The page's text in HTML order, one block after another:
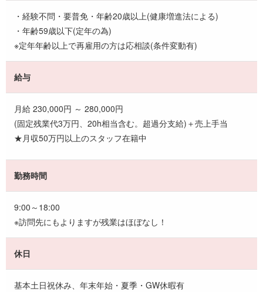
・経験不問・要普免・年齢20歳以上(健康増進法による)
・年齢59歳以下(定年の為)
※定年年齢以上で再雇用の方は応相談(条件変動有)
給与
月給 230,000円 ～ 280,000円
(固定残業代3万円、20h相当含む。超過分支給)＋売上手当
★月収50万円以上のスタッフ在籍中
勤務時間
9:00～18:00
※訪問先にもよりますが残業はほぼなし！
休日
基本土日祝休み、年末年始・夏季・GW休暇有